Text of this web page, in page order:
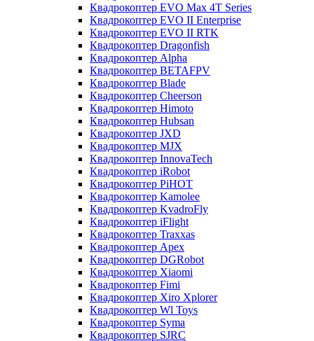
Квадрокоптер EVO Max 4T Series
Квадрокоптер EVO II Enterprise
Квадрокоптер EVO II RTK
Квадрокоптер Dragonfish
Квадрокоптер Alpha
Квадрокоптер BETAFPV
Квадрокоптер Blade
Квадрокоптер Cheerson
Квадрокоптер Himoto
Квадрокоптер Hubsan
Квадрокоптер JXD
Квадрокоптер MJX
Квадрокоптер InnovaTech
Квадрокоптер iRobot
Квадрокоптер PiHOT
Квадрокоптер Kamolee
Квадрокоптер KvadroFly
Квадрокоптер iFlight
Квадрокоптер Traxxas
Квадрокоптер Apex
Квадрокоптер DGRobot
Квадрокоптер Xiaomi
Квадрокоптер Fimi
Квадрокоптер Xiro Xplorer
Квадрокоптер Wl Toys
Квадрокоптер Syma
Квадрокоптер SJRC